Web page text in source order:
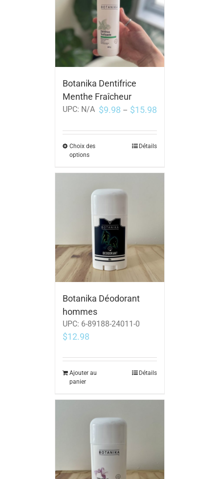
Botanika Dentifrice
Menthe Fraîcheur
UPC: N/A $9.98 – $15.98
Choix des
options
Détails
Botanika Déodorant
hommes
UPC: 6-89188-24011-0
$12.98
Ajouter au
panier
Détails